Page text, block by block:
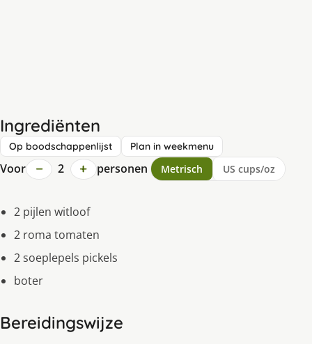
Ingrediënten
Op boodschappenlijst Plan in weekmenu
Voor − 2 + personen Metrisch US cups/oz
2 pijlen witloof
2 roma tomaten
2 soeplepels pickels
boter
Bereidingswijze